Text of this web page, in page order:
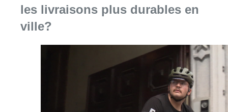
Consulter l'article "Dernier kilomètre :